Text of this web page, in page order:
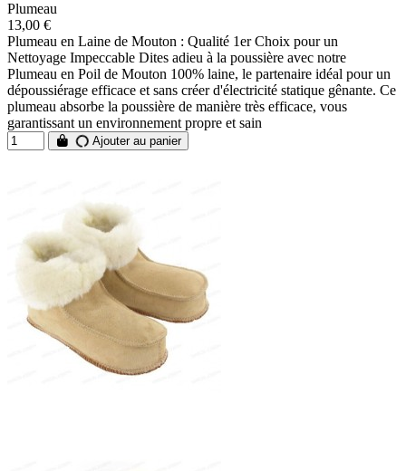
Plumeau
13,00 €
Plumeau en Laine de Mouton : Qualité 1er Choix pour un
Nettoyage Impeccable Dites adieu à la poussière avec notre
Plumeau en Poil de Mouton 100% laine, le partenaire idéal pour un
dépoussiérage efficace et sans créer d'électricité statique gênante. Ce
plumeau absorbe la poussière de manière très efficace, vous
garantissant un environnement propre et sain
Ajouter au panier